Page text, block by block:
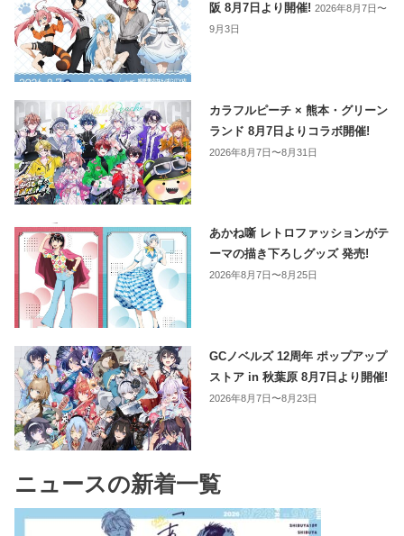
阪 8月7日より開催!2026年8月7日〜
9月3日
カラフルピーチ × 熊本・グリーン
ランド 8月7日よりコラボ開催!
2026年8月7日〜8月31日
あかね噺 レトロファッションがテ
ーマの描き下ろしグッズ 発売!
2026年8月7日〜8月25日
GCノベルズ 12周年 ポップアップ
ストア in 秋葉原 8月7日より開催!
2026年8月7日〜8月23日
ニュースの新着一覧